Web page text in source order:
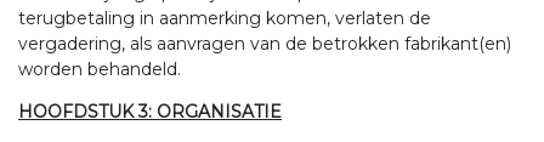
terugbetaling in aanmerking komen, verlaten de
vergadering, als aanvragen van de betrokken fabrikant(en)
worden behandeld.
HOOFDSTUK 3: ORGANISATIE